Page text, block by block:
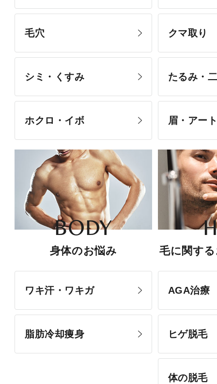
毛穴
シミ・くすみ
ホクロ・イボ
クマ取り
たるみ・
眉・アー
BODY
身体のお悩み
ワキ汗・ワキガ
脂肪冷却痩身
毛に関す
AGA治療
ヒゲ脱毛
体の脱毛